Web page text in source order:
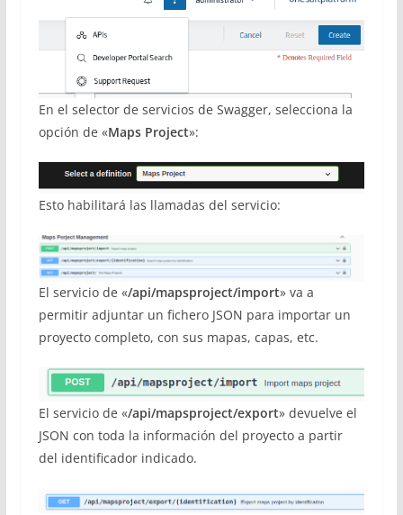
En el selector de servicios de Swagger, selecciona la
opción de «Maps Project»:
Esto habilitará las llamadas del servicio:
El servicio de «/api/mapsproject/import» va a
permitir adjuntar un fichero JSON para importar un
proyecto completo, con sus mapas, capas, etc.
El servicio de «/api/mapsproject/export» devuelve el
JSON con toda la información del proyecto a partir
del identificador indicado.